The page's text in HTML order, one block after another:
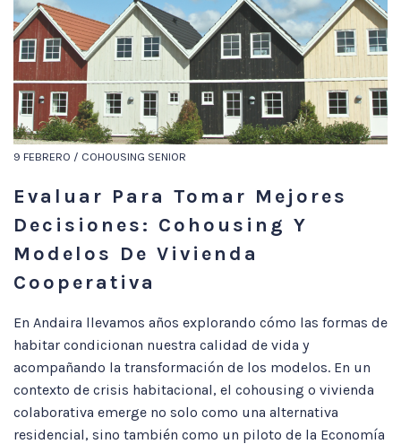
9 FEBRERO / COHOUSING SENIOR
Evaluar Para Tomar Mejores
Decisiones: Cohousing Y
Modelos De Vivienda
Cooperativa
En Andaira llevamos años explorando cómo las formas de
habitar condicionan nuestra calidad de vida y
acompañando la transformación de los modelos. En un
contexto de crisis habitacional, el cohousing o vivienda
colaborativa emerge no solo como una alternativa
residencial, sino también como un piloto de la Economía